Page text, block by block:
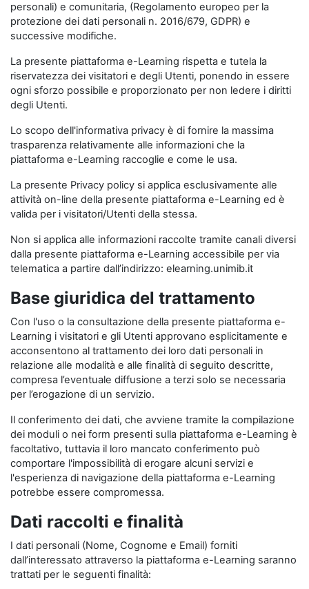
personali) e comunitaria, (Regolamento europeo per la
protezione dei dati personali n. 2016/679, GDPR) e
successive modifiche.
La presente piattaforma e-Learning rispetta e tutela la
riservatezza dei visitatori e degli Utenti, ponendo in essere
ogni sforzo possibile e proporzionato per non ledere i diritti
degli Utenti.
Lo scopo dell'informativa privacy è di fornire la massima
trasparenza relativamente alle informazioni che la
piattaforma e-Learning raccoglie e come le usa.
La presente Privacy policy si applica esclusivamente alle
attività on-line della presente piattaforma e-Learning ed è
valida per i visitatori/Utenti della stessa.
Non si applica alle informazioni raccolte tramite canali diversi
dalla presente piattaforma e-Learning accessibile per via
telematica a partire dall’indirizzo: elearning.unimib.it
Base giuridica del trattamento
Con l'uso o la consultazione della presente piattaforma e-
Learning i visitatori e gli Utenti approvano esplicitamente e
acconsentono al trattamento dei loro dati personali in
relazione alle modalità e alle finalità di seguito descritte,
compresa l’eventuale diffusione a terzi solo se necessaria
per l’erogazione di un servizio.
Il conferimento dei dati, che avviene tramite la compilazione
dei moduli o nei form presenti sulla piattaforma e-Learning è
facoltativo, tuttavia il loro mancato conferimento può
comportare l'impossibilità di erogare alcuni servizi e
l'esperienza di navigazione della piattaforma e-Learning
potrebbe essere compromessa.
Dati raccolti e finalità
I dati personali (Nome, Cognome e Email) forniti
dall’interessato attraverso la piattaforma e-Learning saranno
trattati per le seguenti finalità: